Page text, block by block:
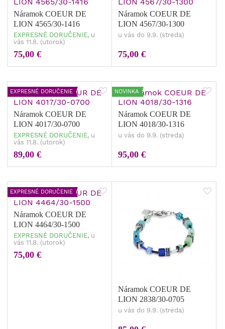
Náramok COEUR DE
LION 4565/30-1416
EXPRESNÉ DORUČENIE, u
vás 11.8. (utorok)
75,00 €
Náramok COEUR DE
LION 4567/30-1300
u vás do 9.9. (streda)
75,00 €
EXPRESNÉ DORUČENIE
Náramok COEUR DE
LION 4017/30-0700
EXPRESNÉ DORUČENIE, u
vás 11.8. (utorok)
89,00 €
NOVINKA
Náramok COEUR DE
LION 4018/30-1316
u vás do 9.9. (streda)
95,00 €
EXPRESNÉ DORUČENIE
Náramok COEUR DE
LION 4464/30-1500
EXPRESNÉ DORUČENIE, u
vás 11.8. (utorok)
75,00 €
Náramok COEUR DE
LION 2838/30-0705
u vás do 9.9. (streda)